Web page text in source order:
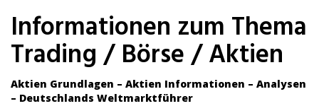
main
content
Informationen zum Thema
Trading / Börse / Aktien
Aktien Grundlagen – Aktien Informationen – Analysen
– Deutschlands Weltmarktführer